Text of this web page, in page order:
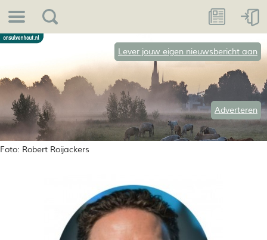
Foto: Robert Roijackers
Lever jouw eigen nieuwsbericht aan
Adverteren